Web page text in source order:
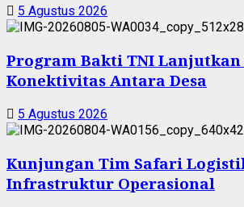
5 Agustus 2026
Program Bakti TNI Lanjutkan
Konektivitas Antara Desa
5 Agustus 2026
Kunjungan Tim Safari
Infrastruktur Operasional